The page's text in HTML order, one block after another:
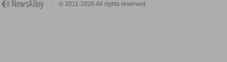
© 2011-2026 All rights reserved.